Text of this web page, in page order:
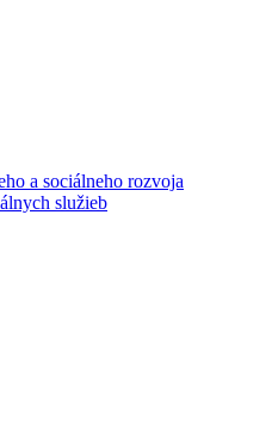
a sociálneho rozvoja
služieb